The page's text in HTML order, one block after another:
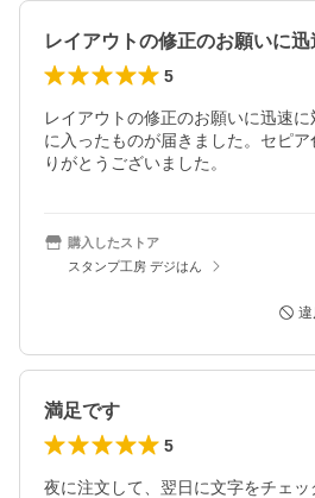
5
レイアウトの修正のお願いに迅速
に入ったものが届きました。セピ
りがとうございました。
購入したストア
スタンプ工房 デジはん
満足です
5
夜に注文して、翌日に文字をチェッ